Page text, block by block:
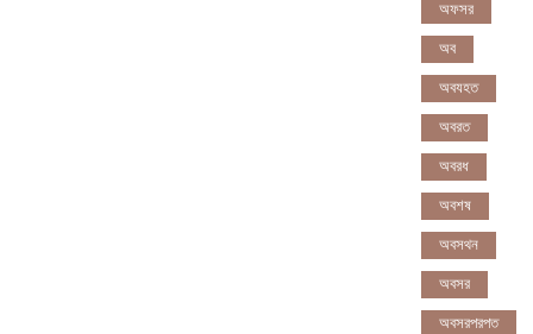
অফসর
অব
অবযহত
অবরত
অবরধ
অবশষ
অবসথন
অবসর
অবসরপরপত